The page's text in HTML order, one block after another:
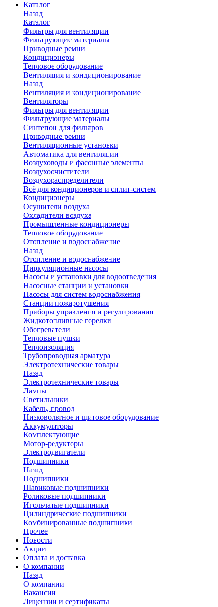
Каталог
Назад
Каталог
Фильтры для вентиляции
Фильтрующие материалы
Приводные ремни
Кондиционеры
Тепловое оборудование
Вентиляция и кондиционирование
Назад
Вентиляция и кондиционирование
Вентиляторы
Фильтры для вентиляции
Фильтрующие материалы
Синтепон для фильтров
Приводные ремни
Вентиляционные установки
Автоматика для вентиляции
Воздуховоды и фасонные элементы
Воздухоочистители
Воздухораспределители
Всё для кондиционеров и сплит-систем
Кондиционеры
Осушители воздуха
Охладители воздуха
Промышленные кондиционеры
Тепловое оборудование
Отопление и водоснабжение
Назад
Отопление и водоснабжение
Циркуляционные насосы
Насосы и установки для водоотведения
Насосные станции и установки
Насосы для систем водоснабжения
Станции пожаротушения
Приборы управления и регулирования
Жидкотопливные горелки
Обогреватели
Тепловые пушки
Теплоизоляция
Трубопроводная арматура
Электротехнические товары
Назад
Электротехнические товары
Лампы
Светильники
Кабель, провод
Низковольтное и щитовое оборудование
Аккумуляторы
Комплектующие
Мотор-редукторы
Электродвигатели
Подшипники
Назад
Подшипники
Шариковые подшипники
Роликовые подшипники
Игольчатые подшипники
Цилиндрические подшипники
Комбинированные подшипники
Прочее
Новости
Акции
Оплата и доставка
О компании
Назад
О компании
Вакансии
Лицензии и сертификаты